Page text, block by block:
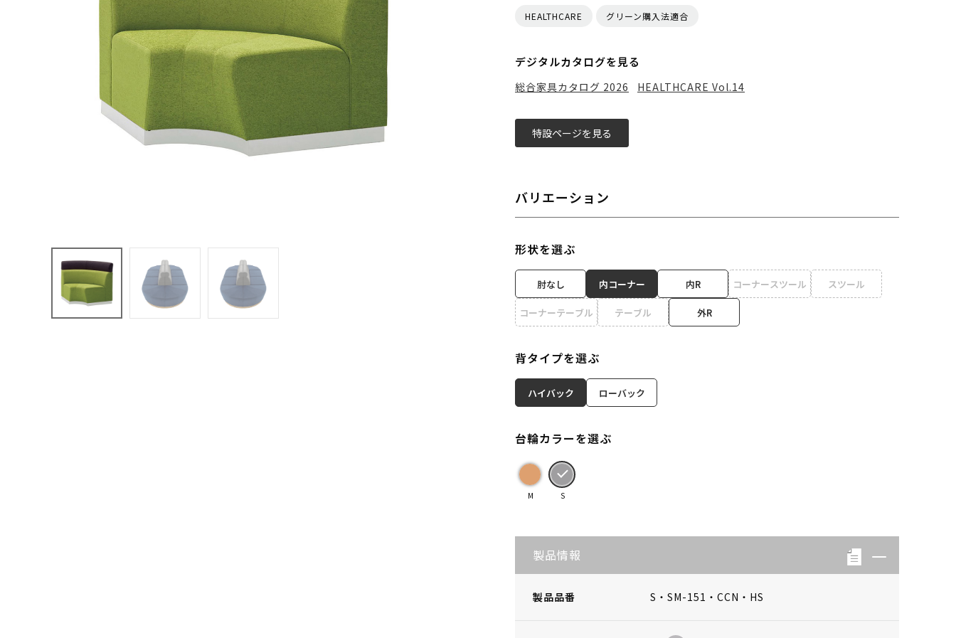
HEALTHCARE グリーン購入法適合
デジタルカタログを見る
総合家具カタログ 2026 HEALTHCARE Vol.14
特設ページを見る
バリエーション
形状を選ぶ
肘なし 内コーナー 内R コーナースツール スツール
コーナーテーブル テーブル 外R
背タイプを選ぶ
ハイバック ローバック
台輪カラーを選ぶ
M S
製品情報
製品品番 S・SM-151・CCN・HS